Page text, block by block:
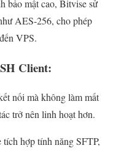
bảo mật cao, Bitvise sử
AES-256, cho phép
VPS.
Client:
nối mà không làm mất
trở nên linh hoạt hơn.
hợp tính năng SFTP,